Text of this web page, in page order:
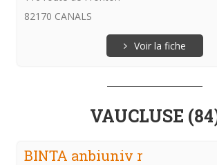
82170 CANALS
Voir la fiche
VAUCLUSE
BINTA anbiuniv r